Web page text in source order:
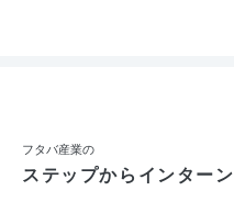
実施時期 : 2024年11月開催 /
プ（技術系）
フタバ産業の
ステップからインター